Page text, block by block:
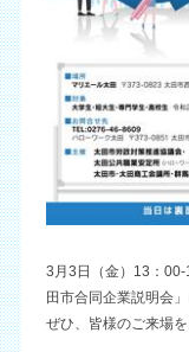
3月3日（金）13：
田市合同企業説明会」
ぜひ、皆様のご来場を